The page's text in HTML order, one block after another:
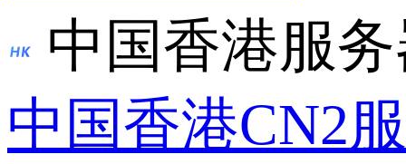
中国香港服
中国香港CN2